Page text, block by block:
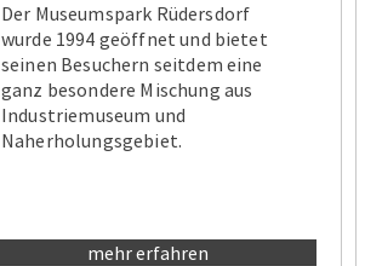
Der Museumspark Rüdersdorf
wurde 1994 geöffnet und bietet
seinen Besuchern seitdem eine
ganz besondere Mischung aus
Industriemuseum und
Naherholungsgebiet.
mehr erfahren